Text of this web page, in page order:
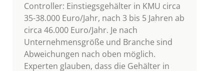
Controller: Einstiegsgehälter in KMU circa
35-38.000 Euro/Jahr, nach 3 bis 5 Jahren ab
circa 46.000 Euro/Jahr. Je nach
Unternehmensgröße und Branche sind
Abweichungen nach oben möglich.
Experten glauben, dass die Gehälter in